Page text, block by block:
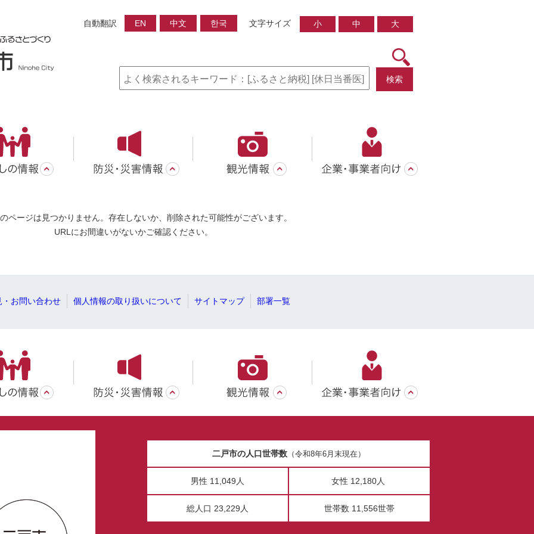
自動翻訳 EN 中文 한국 文字サイズ 小 中 大
検索
ページは見つかりません。存在しないか、削除された可能性がございます。
URLにお間違いがないかご確認ください。
・お問い合わせ 個人情報の取り扱いについて サイトマップ 部署一覧
二戸市の人口世帯数（令和8年6月末現在）
男性 11,049人 女性 12,180人
総人口 23,229人 世帯数 11,556世帯